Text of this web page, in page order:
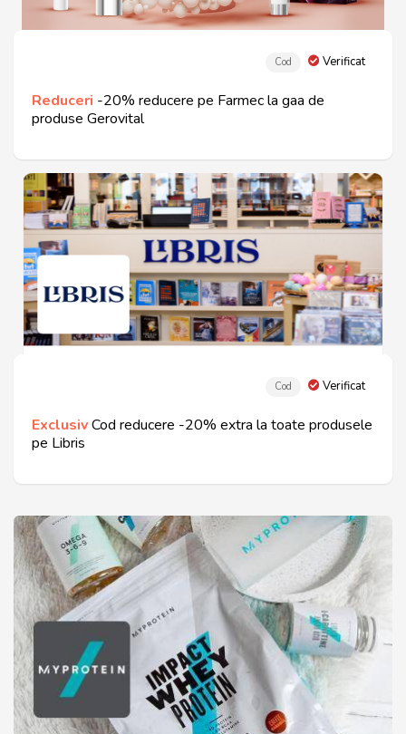
Cod Verificat
Reduceri -20% reducere pe Farmec la gaa de
produse Gerovital
Cod Verificat
ExclusivCod reducere -20% extra la toate produsele
pe Libris